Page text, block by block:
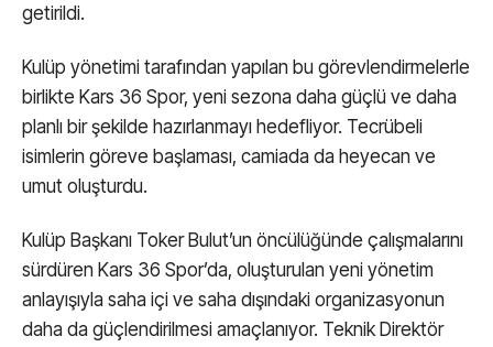
getirildi.
Kulüp yönetimi tarafından yapılan bu görevlendirmelerle
birlikte Kars 36 Spor, yeni sezona daha güçlü ve daha
planlı bir şekilde hazırlanmayı hedefliyor. Tecrübeli
isimlerin göreve başlaması, camiada da heyecan ve
umut oluşturdu.
Kulüp Başkanı Toker Bulut’un öncülüğünde çalışmalarını
sürdüren Kars 36 Spor’da, oluşturulan yeni yönetim
anlayışıyla saha içi ve saha dışındaki organizasyonun
daha da güçlendirilmesi amaçlanıyor. Teknik Direktör